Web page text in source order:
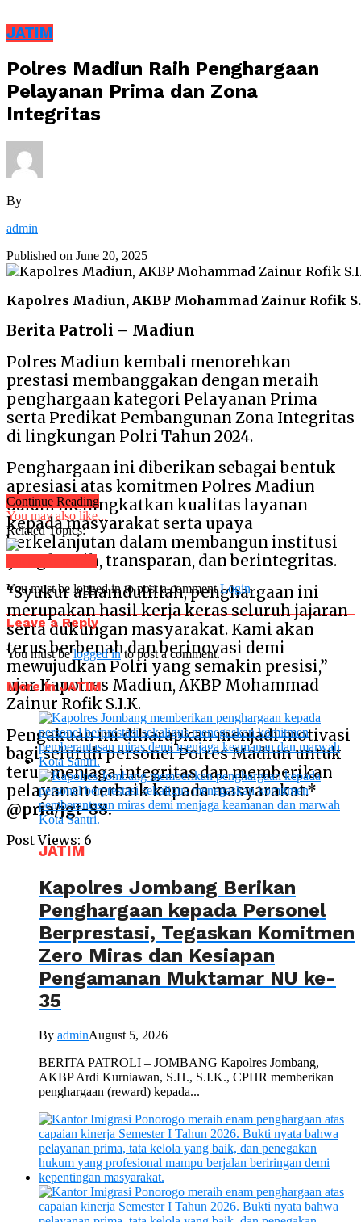
JATIM
Polres Madiun Raih Penghargaan
Pelayanan Prima dan Zona
Integritas
By
admin
Published on June 20, 2025
Kapolres Madiun, AKBP Mohammad Zainur Rofik
Berita Patroli – Madiun
Polres Madiun kembali menorehkan
prestasi membanggakan dengan meraih
penghargaan kategori Pelayanan Prima
serta Predikat Pembangunan Zona Integritas
di lingkungan Polri Tahun 2024.
Penghargaan ini diberikan sebagai bentuk
apresiasi atas komitmen Polres Madiun
dalam meningkatkan kualitas layanan
kepada masyarakat serta upaya
berkelanjutan dalam membangun institusi
yang bersih, transparan, dan berintegritas.
“Syukur alhamdulillah, penghargaan ini
merupakan hasil kerja keras seluruh jajaran
serta dukungan masyarakat. Kami akan
terus berbenah dan berinovasi demi
mewujudkan Polri yang semakin presisi,”
ujar Kapolres Madiun, AKBP Mohammad
Zainur Rofik S.I.K.
Pengakuan ini diharapkan menjadi motivasi
bagi seluruh personel Polres Madiun untuk
terus menjaga integritas dan memberikan
pelayanan terbaik kepada masyarakat.*
@pria/jgt-88.
Post Views: 6
Continue Reading
You may also like...
Related Topics:
You must be logged in to post a commentLogin
Leave a Reply
You must belogged into post a comment.
More in JATIM
JATIM
Kapolres Jombang Berikan
Penghargaan kepada Personel
Berprestasi, Tegaskan Komitmen
Zero Miras dan Kesiapan
Pengamanan Muktamar NU ke-
35
By adminAugust 5, 2026
BERITA PATROLI – JOMBANG Kapolres Jombang,
AKBP Ardi Kurniawan, S.H., S.I.K., CPHR memberikan
penghargaan (reward) kepada...